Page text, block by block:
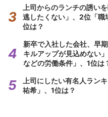
上司からのランチの誘い
逃したくない」、2位「職
位は？
新卒で入社した会社、早
キルアップが見込めない
などの労働条件」、1位は
上司にしたい有名人ラン
祐希」、1位は？